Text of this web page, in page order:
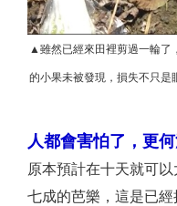
▲雖然已經來田裡剪過一輪了
的小果未被發現，損失不只是
人都會害怕了，更
原本預計在十天就可
七成的芭樂，這是已